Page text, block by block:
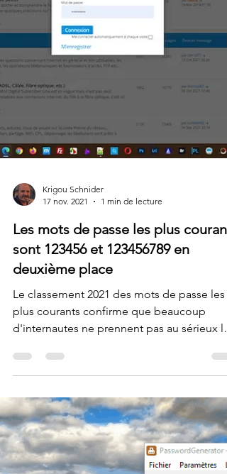
Krigou Schnider
Les mots de passe les plus
sont 123456 et 123456789 en
deuxième place
Le classement 2021 des mots de passe les